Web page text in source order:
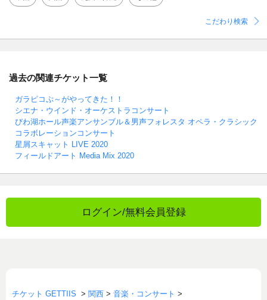
こだわり検索
過去の関連チケット一覧
ガラピコぷ～がやってきた！！
シエナ・ウインド・オーケストラコンサート
びわ湖ホール声楽アンサンブル＆男声フォレスタ オペラ・クラシック
コラボレーションコンサート
星屑スキャット LIVE 2020
フィールドアート Media Mix 2020
ログイン/無料会員登録
チケット GETTIIS > 関西 > 音楽・コンサート >